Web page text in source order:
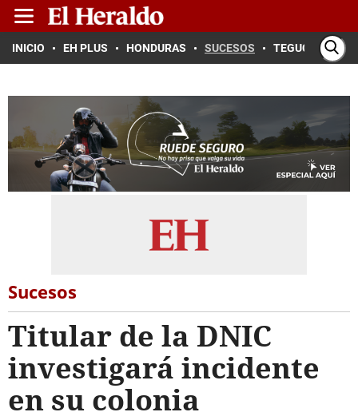
INICIO EH PLUS HONDURAS SUCESOS TEGUCIGALPA
Sucesos
Titular de la DNIC
investigará incidente
en su colonia